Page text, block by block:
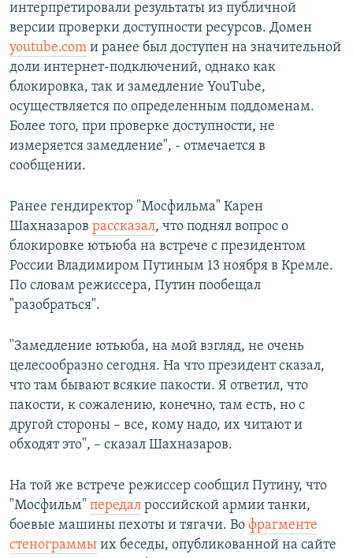
интерпретировали результаты из публичной
версии проверки доступности ресурсов. Домен
youtube.com и ранее был доступен на значительной
доли интернет-подключений, однако как
блокировка, так и замедление YouTube,
осуществляется по определенным поддоменам.
Более того, при проверке доступности, не
измеряется замедление", - отмечается в
сообщении.
Ранее гендиректор "Мосфильма" Карен
Шахназаров рассказал, что поднял вопрос о
блокировке ютьюба на встрече с президентом
России Владимиром Путиным 13 ноября в Кремле.
По словам режиссера, Путин пообещал
"разобраться".
"Замедление ютьюба, на мой взгляд, не очень
целесообразно сегодня. На что президент сказал,
что там бывают всякие пакости. Я ответил, что
пакости, к сожалению, конечно, там есть, но с
другой стороны – все, кому надо, их читают и
обходят это", – сказал Шахназаров.
На той же встрече режиссер сообщил Путину, что
"Мосфильм" передал российской армии танки,
боевые машины пехоты и тягачи. Во фрагменте
стенограммы их беседы, опубликованной на сайте